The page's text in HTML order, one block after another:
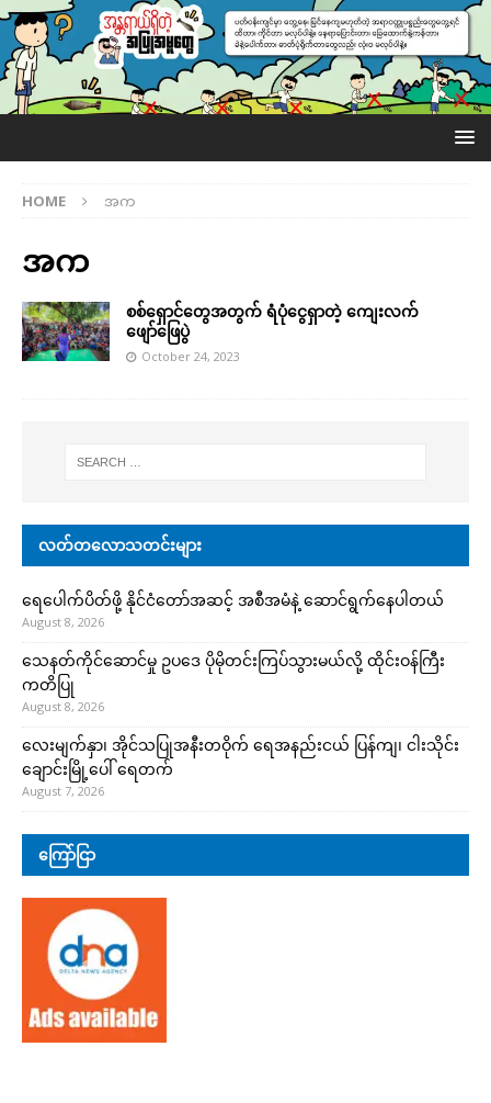
HOME အက
အက
စစ်ရှောင်တွေအတွက် ရံပုံငွေရှာတဲ့ ကျေးလက်
ဖျော်ဖြေပွဲ
October 24, 2023
လတ်တလောသတင်းများ
ရေပေါက်ပိတ်ဖို့ နိုင်ငံတော်အဆင့် အစီအမံနဲ့ ဆောင်ရွက်နေပါတယ်
August 8, 2026
သေနတ်ကိုင်ဆောင်မှု ဥပဒေ ပိုမိုတင်းကြပ်သွားမယ်လို့ ထိုင်းဝန်ကြီး
ကတိပြု
August 8, 2026
လေးမျက်နှာ၊ အိုင်သပြုအနီးတဝိုက် ရေအနည်းငယ် ပြန်ကျ၊ ငါးသိုင်း
ချောင်းမြို့ပေါ် ရေတက်
August 7, 2026
ကြော်ငြာ